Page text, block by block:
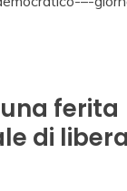
ferita
di libera